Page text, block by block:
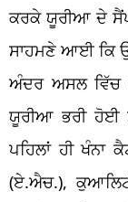
ਕਰਕੇ ਯੂਰੀਆ ਦੇ
ਸਾਹਮਣੇ ਆਈ ਕਿ
ਅੰਦਰ ਅਸਲ ਵਿੱਚ
ਯੂਰੀਆ ਭਰੀ ਹੋਈ
ਪਹਿਲਾਂ ਹੀ ਖੰਨਾ
(ਏ.ਐਚ.),